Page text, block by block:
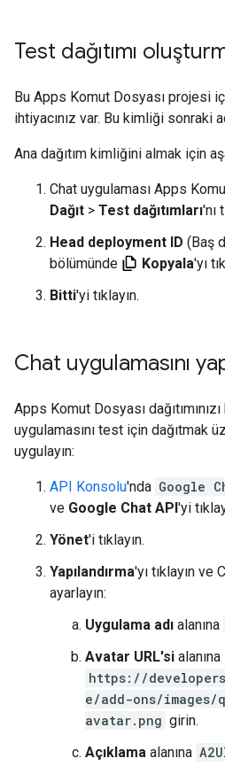
Test dağıtımı
Bu Apps Komut Dosyası projesi
ihtiyacınız var. Bu kimliği sonraki
Ana dağıtım kimliğini almak için
Chat uygulaması Apps
Dağıt > Test dağıtımları'nı
Head deployment ID (Baş
bölümünde
Kopyala'yı
Bitti'yi tıklayın.
Chat uygulamasını
Apps Komut Dosyası
uygulamasını test için dağıtmak
uygulayın:
API Konsolu'nda Google
ve Google Chat API'yi
Yönet'i tıklayın.
Yapılandırma'yı tıklayın ve
ayarlayın:
Uygulama adı alanına
Avatar URL'si alanına
https://
e/add-ons/
avatar.png girin.
Açıklama alanına